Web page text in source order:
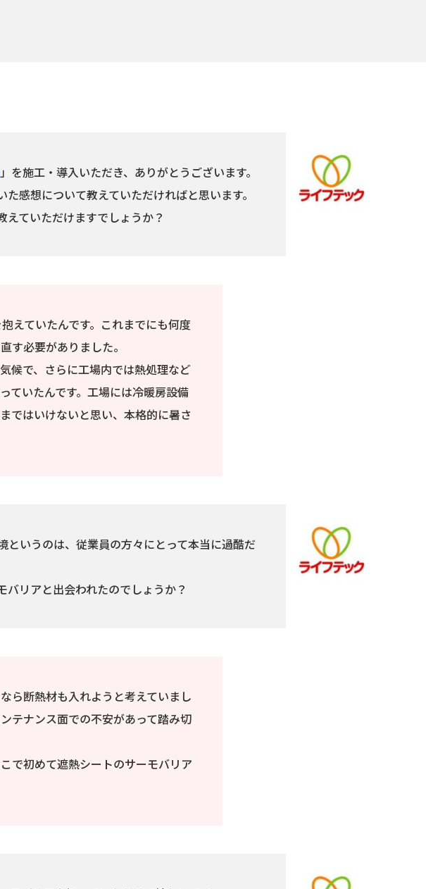
」を施工・導入いただき、ありがとうございます。
感想について教えていただければと思います。
ていただけますでしょうか？
えていたんです。これまでにも何度
す必要がありました。
候で、さらに工場内では熱処理など
ていたんです。工場には冷暖房設備
ではいけないと思い、本格的に暑さ
いうのは、従業員の方々にとって本当に過酷だ
リアと出会われたのでしょうか？
ら断熱材も入れようと考えていまし
テナンス面での不安があって踏み切
で初めて遮熱シートのサーモバリア